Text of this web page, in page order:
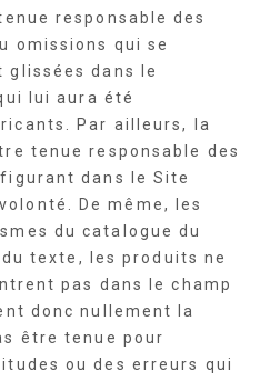
responsable des
omissions qui se
dans le
lui aura été
Par ailleurs, la
tenue responsable des
dans le Site
De même, les
du catalogue du
texte, les produits ne
pas dans le champ
donc nullement la
être tenue pour
ou des erreurs qui